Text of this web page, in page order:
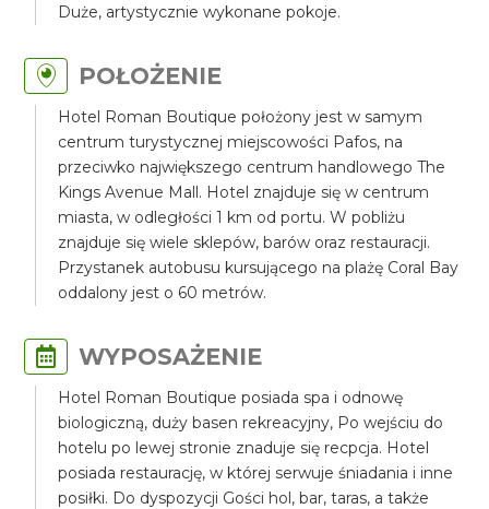
Duże, artystycznie wykonane pokoje.
POŁOŻENIE
Hotel Roman Boutique położony jest w samym
centrum turystycznej miejscowości Pafos, na
przeciwko największego centrum handlowego The
Kings Avenue Mall. Hotel znajduje się w centrum
miasta, w odległości 1 km od portu. W pobliżu
znajduje się wiele sklepów, barów oraz restauracji.
Przystanek autobusu kursującego na plażę Coral Bay
oddalony jest o 60 metrów.
WYPOSAŻENIE
Hotel Roman Boutique posiada spa i odnowę
biologiczną, duży basen rekreacyjny, Po wejściu do
hotelu po lewej stronie znaduje się recpcja. Hotel
posiada restaurację, w której serwuje śniadania i inne
posiłki. Do dyspozycji Gości hol, bar, taras, a także